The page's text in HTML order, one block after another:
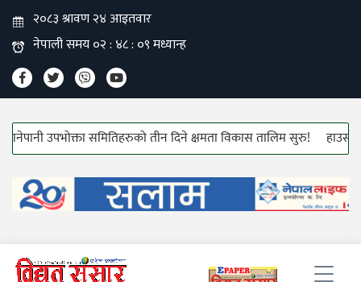
समितिहरुको तीन दिने क्षमता विकास तालिम सुरु! हाउस वायरीङ्ग केबलको